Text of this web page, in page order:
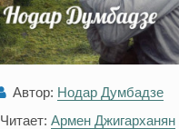
Автор: Нодар Думбадзе
Читает: Армен Джигарханян